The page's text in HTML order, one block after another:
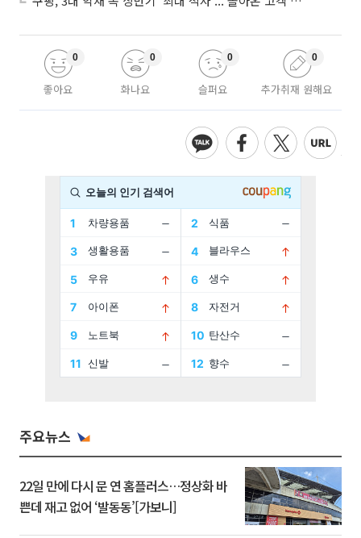
좋아요
0
화나요
0
슬퍼요
0
추가취재 원해요
0
주요뉴스
22일 만에 다시 문 연 홈플러스…정상화 바
쁜데 재고 없어 ‘발동동’[가보니]